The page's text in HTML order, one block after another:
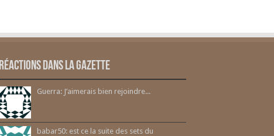
Réactions dans la gazette
Guerra: J’aimerais bien rejoindre...
babar50: est ce la suite des sets du